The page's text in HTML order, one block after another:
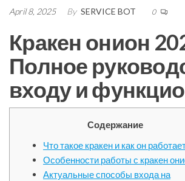
April 8, 2025 By SERVICE BOT 0
Кракен онион
Полное
входу и
Содержание
Что такое кракен и как он
Особенности работы с кракен
Актуальные способы входа на